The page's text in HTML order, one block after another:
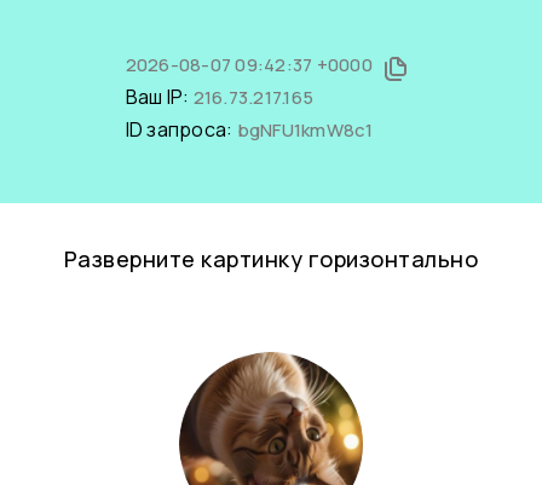
2026-08-07 09:42:37 +0000
Ваш IP: 216.73.217.165
ID запроса: bgNFU1kmW8c1
Разверните картинку горизонтально